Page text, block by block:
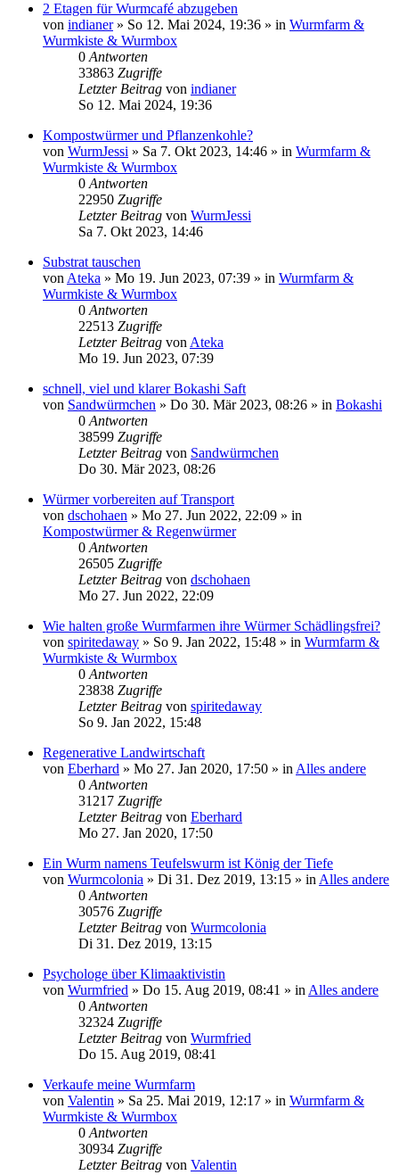
2 Etagen für Wurmcafé abzugeben
von indianer» So 12. Mai 2024, 19:36 » in Wurmfarm &
Wurmkiste & Wurmbox
0 Antworten
33863 Zugriffe
Letzter Beitrag von indianer
So 12. Mai 2024, 19:36
Kompostwürmer und Pflanzenkohle?
von WurmJessi » Sa 7. Okt 2023, 14:46 » in Wurmfarm &
Wurmkiste & Wurmbox
0 Antworten
22950 Zugriffe
Letzter Beitrag von WurmJessi
Sa 7. Okt 2023, 14:46
Substrat tauschen
von Ateka » Mo 19. Jun 2023, 07:39 » in Wurmfarm &
Wurmkiste & Wurmbox
0 Antworten
22513 Zugriffe
Letzter Beitrag von Ateka
Mo 19. Jun 2023, 07:39
schnell, viel und klarer Bokashi Saft
von Sandwürmchen » Do 30. Mär 2023, 08:26 » in Bokashi
0 Antworten
38599 Zugriffe
Letzter Beitrag von Sandwürmchen
Do 30. Mär 2023, 08:26
Würmer vorbereiten auf Transport
von dschohaen » Mo 27. Jun 2022, 22:09 » in
Kompostwürmer & Regenwürmer
0 Antworten
26505 Zugriffe
Letzter Beitrag von dschohaen
Mo 27. Jun 2022, 22:09
Wie halten große Wurmfarmen ihre Würmer Schädlingsfrei?
von spiritedaway » So 9. Jan 2022, 15:48 » in Wurmfarm &
Wurmkiste & Wurmbox
0 Antworten
23838 Zugriffe
Letzter Beitrag von spiritedaway
So 9. Jan 2022, 15:48
Regenerative Landwirtschaft
von Eberhard » Mo 27. Jan 2020, 17:50 » in Alles andere
0 Antworten
31217 Zugriffe
Letzter Beitrag von Eberhard
Mo 27. Jan 2020, 17:50
Ein Wurm namens Teufelswurm ist König der Tiefe
von Wurmcolonia » Di 31. Dez 2019, 13:15 » in Alles andere
0 Antworten
30576 Zugriffe
Letzter Beitrag von Wurmcolonia
Di 31. Dez 2019, 13:15
Psychologe über Klimaaktivistin
von Wurmfried » Do 15. Aug 2019, 08:41 » in Alles andere
0 Antworten
32324 Zugriffe
Letzter Beitrag von Wurmfried
Do 15. Aug 2019, 08:41
Verkaufe meine Wurmfarm
von Valentin » Sa 25. Mai 2019, 12:17 » in Wurmfarm &
Wurmkiste & Wurmbox
0 Antworten
30934 Zugriffe
Letzter Beitrag von Valentin